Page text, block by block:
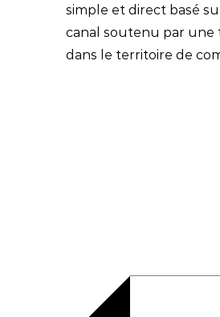
simple et direct basé
canal soutenu par
dans le territoire de